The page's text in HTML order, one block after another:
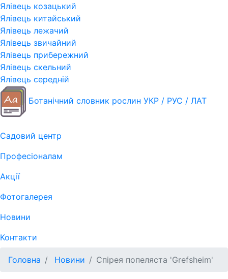
Ялівець козацький
Ялівець китайський
Ялівець лежачий
Ялівець звичайний
Ялівець прибережний
Ялівець скельний
Ялівець середній
Ботанічний словник рослин УКР / РУС / ЛАТ
Садовий центр
Професіоналам
Акції
Фотогалерея
Новини
Контакти
Головна Новини Спірея попеляста 'Grefsheim'